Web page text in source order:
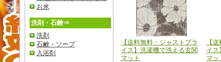
お米
洗剤・石鹸⇒
洗剤
石鹸・ソープ
入浴剤
【送料無料・ジャストプラ
イス】洗濯機で洗える玄関
マット
【
イス
マッ